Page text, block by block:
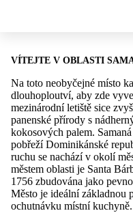
VÍTEJTE V OBLASTI
Na toto neobyčejné místo
dlouhoploutví, aby zde
mezinárodní letiště sice
panenské přírody s
kokosových palem.
pobřeží Dominikánské
ruchu se nachází v okolí
městem oblasti je Santa
1756 zbudována jako
Město je ideální základnou
ochutnávku místní kuchyně.